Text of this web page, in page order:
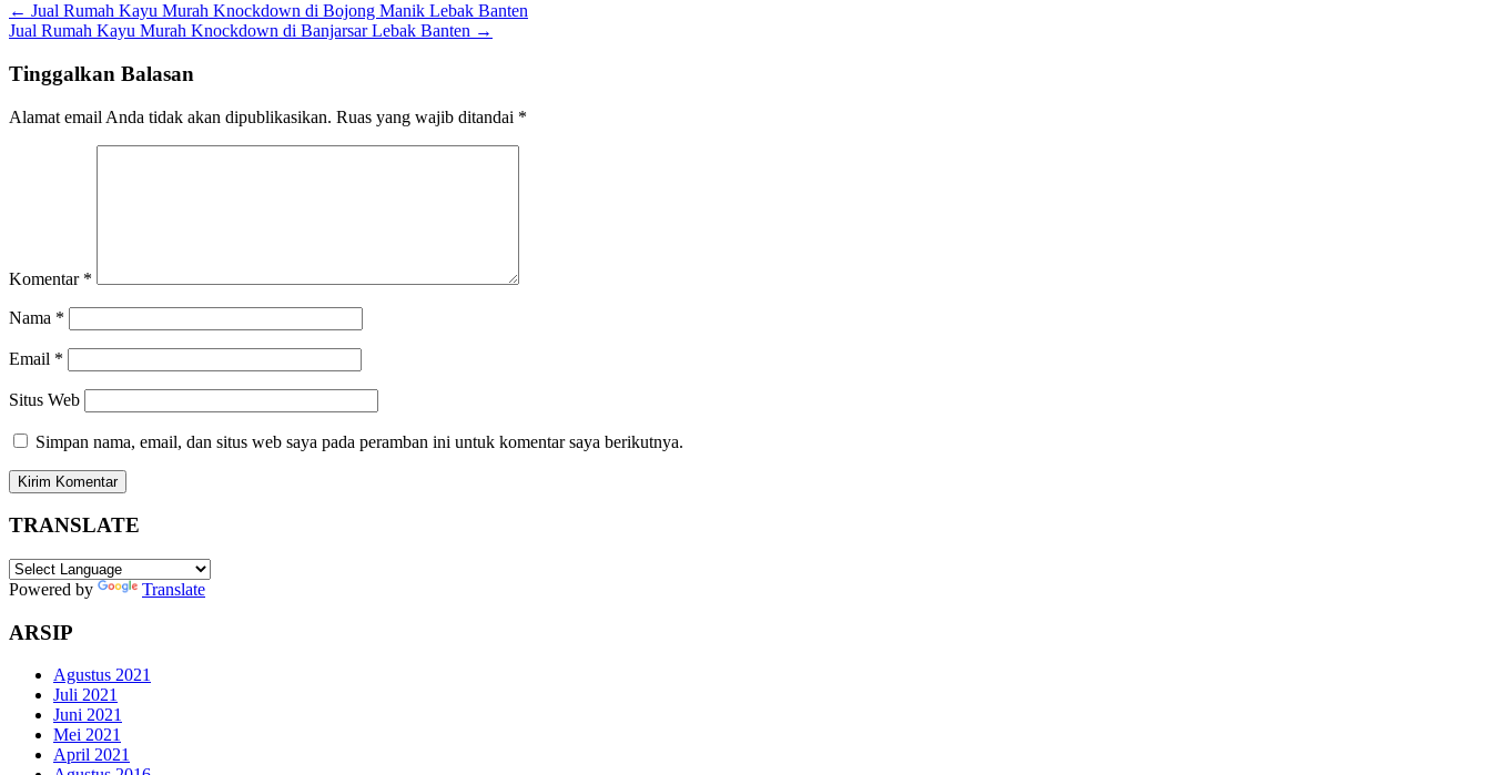
← Jual Rumah Kayu Murah Knockdown di Bojong Manik Lebak Banten
Jual Rumah Kayu Murah Knockdown di Banjarsar Lebak Banten →
Tinggalkan Balasan
Alamat email Anda tidak akan dipublikasikan. Ruas yang wajib ditandai *
Komentar *
Nama *
Email *
Situs Web
Simpan nama, email, dan situs web saya pada peramban ini untuk komentar saya berikutnya.
TRANSLATE
Powered by Translate
ARSIP
Agustus 2021
Juli 2021
Juni 2021
Mei 2021
April 2021